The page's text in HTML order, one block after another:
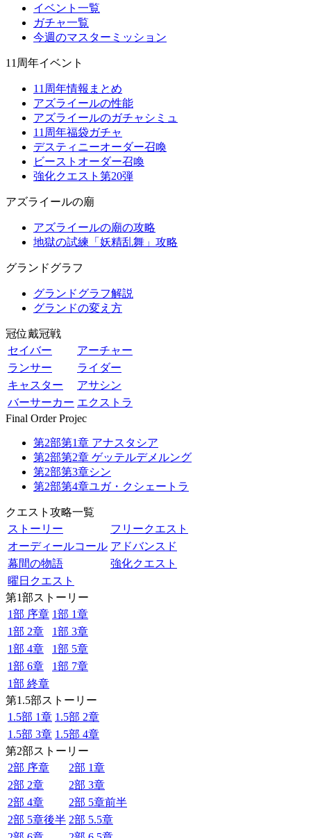
イベント一覧
ガチャ一覧
今週のマスターミッション
11周年イベント
11周年情報まとめ
アズライールの性能
アズライールのガチャシミュ
11周年福袋ガチャ
デスティニーオーダー召喚
ビーストオーダー召喚
強化クエスト第20弾
アズライールの廟
アズライールの廟の攻略
地獄の試練「妖精乱舞」攻略
グランドグラフ
グランドグラフ解説
グランドの変え方
冠位戴冠戦
セイバー
アーチャー
ランサー
ライダー
キャスター
アサシン
バーサーカー エクストラ
Final Order Projec
第2部第1章 アナスタシア
第2部第2章 ゲッテルデメルング
第2部第3章シン
第2部第4章ユガ・クシェートラ
クエスト攻略一覧
ストーリー
フリークエスト
オーディールコール アドバンスド
幕間の物語
強化クエスト
曜日クエスト
第1部ストーリー
1部 序章 1部 1章
1部 2章
1部 3章
1部 4章
1部 5章
1部 6章
1部 7章
1部 終章
第1.5部ストーリー
1.5部 1章 1.5部 2章
1.5部 3章 1.5部 4章
第2部ストーリー
2部 序章
2部 1章
2部 2章
2部 3章
2部 4章
2部 5章前半
2部 5章後半 2部 5.5章